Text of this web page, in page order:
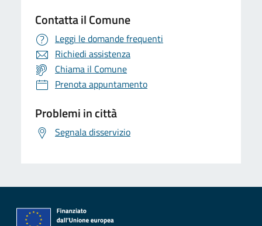
Contatta il Comune
Leggi le domande frequenti
Richiedi assistenza
Chiama il Comune
Prenota appuntamento
Problemi in città
Segnala disservizio